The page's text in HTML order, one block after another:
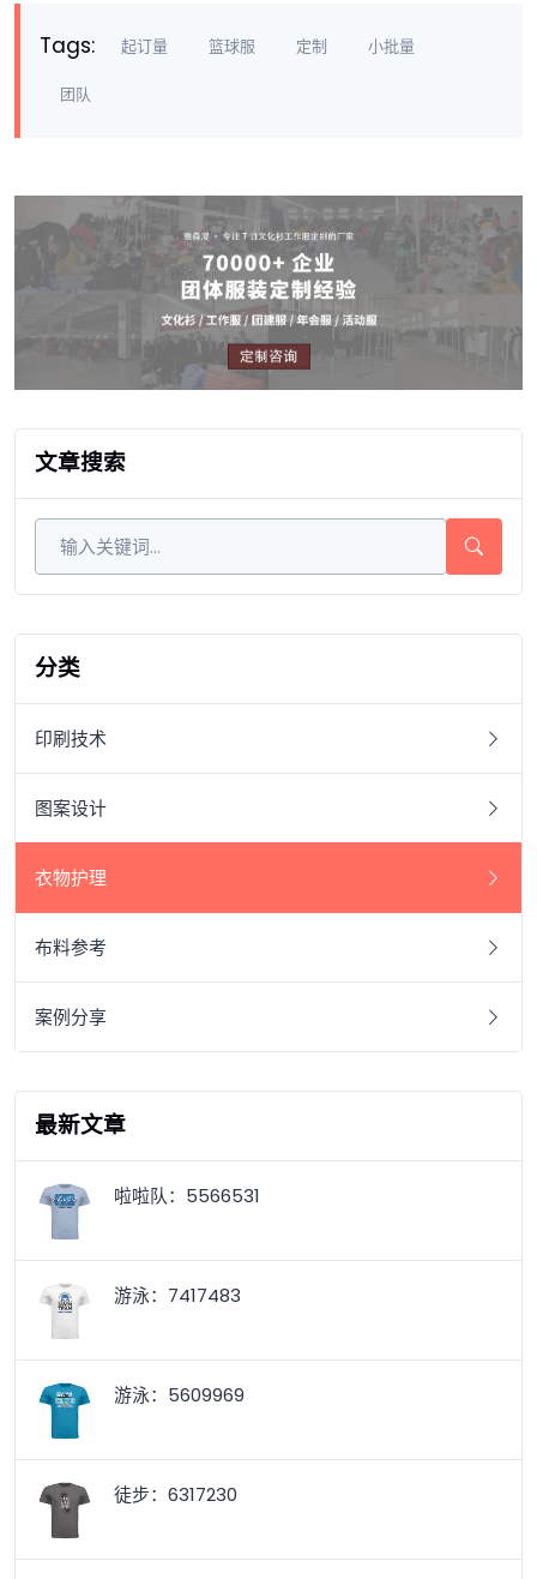
Tags: 起订量 篮球服 定制 小批量
团队
文章搜索
分类
印刷技术
图案设计
衣物护理
布料参考
案例分享
最新文章
啦啦队：5566531
游泳：7417483
游泳：5609969
徒步：6317230